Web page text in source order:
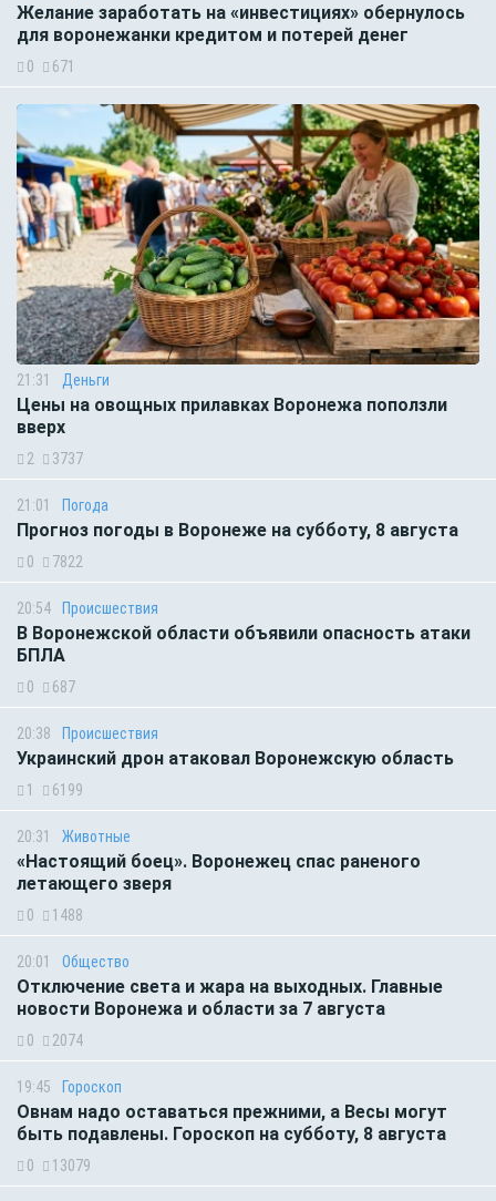
Желание заработать на «инвестициях» обернулось
для воронежанки кредитом и потерей денег
0 671
21:31 Деньги
Цены на овощных прилавках Воронежа поползли
вверх
2 3737
21:01 Погода
Прогноз погоды в Воронеже на субботу, 8 августа
0 7822
20:54 Происшествия
В Воронежской области объявили опасность атаки
БПЛА
0 687
20:38 Происшествия
Украинский дрон атаковал Воронежскую область
1 6199
20:31 Животные
«Настоящий боец». Воронежец спас раненого
летающего зверя
0 1488
20:01 Общество
Отключение света и жара на выходных. Главные
новости Воронежа и области за 7 августа
0 2074
19:45 Гороскоп
Овнам надо оставаться прежними, а Весы могут
быть подавлены. Гороскоп на субботу, 8 августа
0 13079